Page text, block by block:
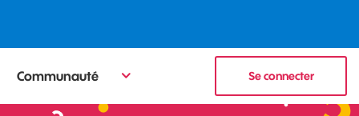
Communauté Se connecter